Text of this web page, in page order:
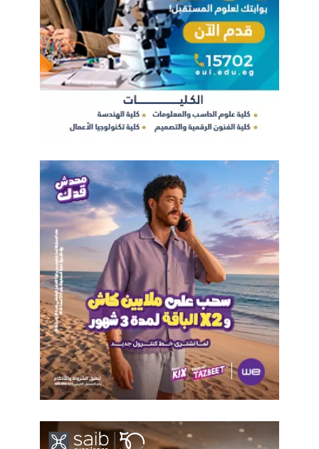
المعاملات الرقمية في مختلف القطاعات الاقتصادية.
وقد استحوذت أمريكا الشمالية على أكثر من 34% من سوق العقود
الذكية لعام 2024، مقابل 29% لأوروبا، و25% لآسيا ودول المحيط
الهادئ، و8% لدول أمريكا اللاتينية، و4% للشرق الأوسط والقارة
وعلى الرغم من أن الشركات الكبرى استحوذت على 69% من سوق
العقود الذكية، يُتوقع نمو متسارع للشركات الصغيرة والمتوسطة.
وعلى صعيد المستخدم النهائي، حقق قطاع الخدمات المصرفية
توقعات بزيادة كبيرة في قطاع التجزئة.